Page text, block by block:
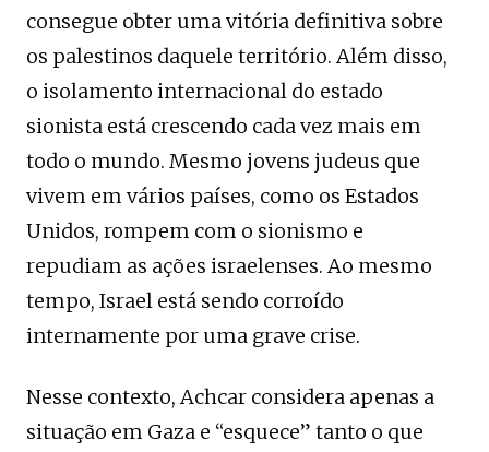
consegue obter uma vitória definitiva sobre
os palestinos daquele território. Além disso,
o isolamento internacional do estado
sionista está crescendo cada vez mais em
todo o mundo. Mesmo jovens judeus que
vivem em vários países, como os Estados
Unidos, rompem com o sionismo e
repudiam as ações israelenses. Ao mesmo
tempo, Israel está sendo corroído
internamente por uma grave crise.
Nesse contexto, Achcar considera apenas a
situação em Gaza e “esquece” tanto o que